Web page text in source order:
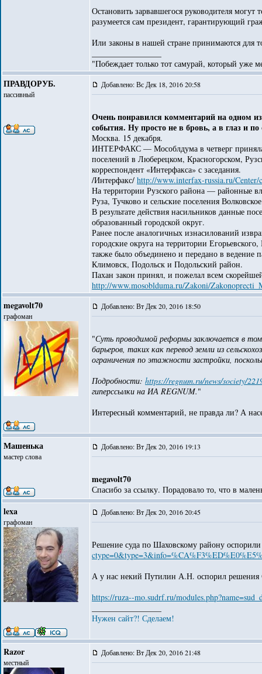
Остановить зарвавшегося руководителя
разумеется сам президент, гарантирующий
Или законы в нашей стране принимаются для
"Побеждает только тот самурай, который уже
ПРАВДОРУБ.
пассивный
Добавлено: Вс Дек 18, 2016 20:58
Очень понравился комментарий на одном
события. Ну просто не в бровь, а в глаз и
Москва. 15 декабря.
ИНТЕРФАКС — Мособлдума в четверг приняла
поселений в Люберецком, Красногорском,
корреспондент «Интерфакса» с заседания.
/Интерфакс/ http://www.interfax-russia.ru/Center/
На территории Рузского района — районные
Руза, Тучково и сельские поселения
В результате действия насильников данные
образованный городской округ.
Ранее после аналогичных изнасилований
городские округа на территории
также было объединено и передано в
Климовск, Подольск и Подольский район.
Пахан закон принял, и пожелал всем
http://www.mosoblduma.ru/Zakoni/
megavolt70
графоман
Добавлено: Вт Дек 20, 2016 18:50
"Суть проводимой реформы заключается в
барьеров, таких как перевод земли из
ограничения по этажности застройки,
Подробности: https://regnum.ru/news/society/
гиперссылки на ИА REGNUM."
Интересный комментарий, не правда ли? А
Машенька
мастер слова
Добавлено: Вт Дек 20, 2016 19:13
megavolt70
Спасибо за ссылку. Порадовало то, что в
lexa
графоман
Добавлено: Вт Дек 20, 2016 20:45
Решение суда по Шаховскому району
А у нас некий Путилин А.Н. оспорил решения
https://ruza--mo.sudrf.ru/
Нужен сайт?! Сделаем!
Razor
местный
Добавлено: Вт Дек 20, 2016 21:48